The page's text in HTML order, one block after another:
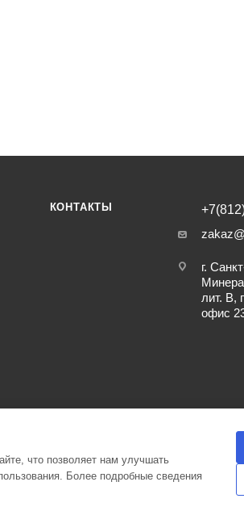
КОНТАКТЫ
г.
лит. В,
офис
оператора в отношении обработки
что позволяет нам улучшать
Более подробные сведения